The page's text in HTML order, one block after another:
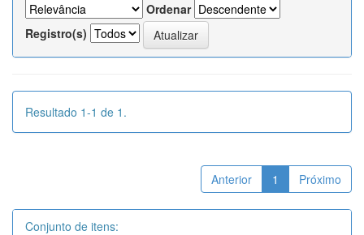
Ordenar
Registro(s)
Resultado 1-1 de 1.
Anterior 1 Próximo
Conjunto de itens: